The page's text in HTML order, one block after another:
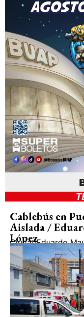
Cablebús en
Aislada /
López
CiudadEduardo